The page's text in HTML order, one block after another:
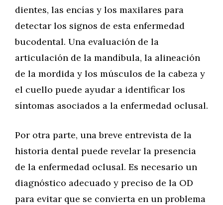
dientes, las encías y los maxilares para
detectar los signos de esta enfermedad
bucodental. Una evaluación de la
articulación de la mandíbula, la alineación
de la mordida y los músculos de la cabeza y
el cuello puede ayudar a identificar los
síntomas asociados a la enfermedad oclusal.
Por otra parte, una breve entrevista de la
historia dental puede revelar la presencia
de la enfermedad oclusal. Es necesario un
diagnóstico adecuado y preciso de la OD
para evitar que se convierta en un problema